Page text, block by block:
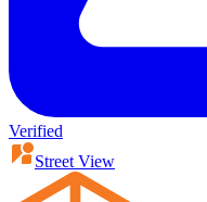
Verified
Street View